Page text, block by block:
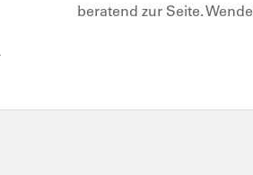
beratend zur Seite.